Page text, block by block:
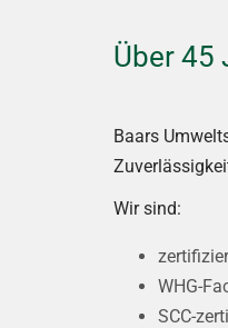
Über 45
Baars
Wir sind:
WHG-
SCC-